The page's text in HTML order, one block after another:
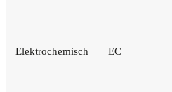
Elektrochemisch EC